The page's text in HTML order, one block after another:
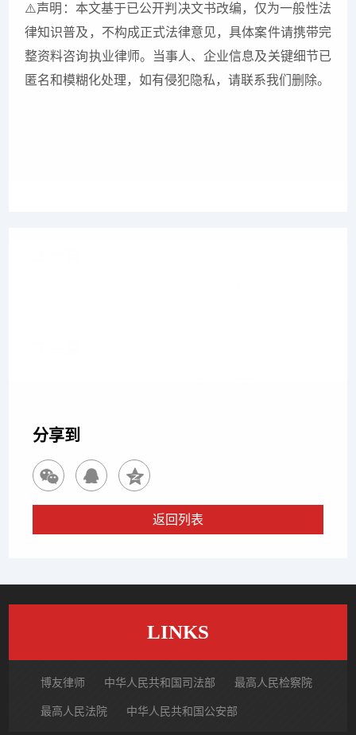
⚠️声明：本文基于已公开判决文书改编，仅为一般性法
律知识普及，不构成正式法律意见，具体案件请携带完
整资料咨询执业律师。当事人、企业信息及关键细节已
匿名和模糊化处理，如有侵犯隐私，请联系我们删除。
分享到
返回列表
LINKS
博友律师 中华人民共和国司法部 最高人民检察院
最高人民法院 中华人民共和国公安部